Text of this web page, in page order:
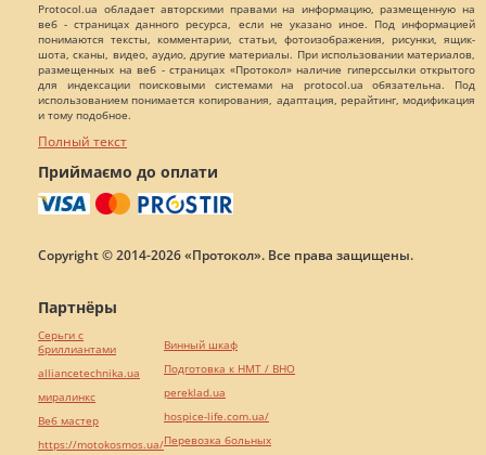
Protocol.ua обладает авторскими правами на информацию, размещенную на
веб - страницах данного ресурса, если не указано иное. Под информацией
понимаются тексты, комментарии, статьи, фотоизображения, рисунки, ящик-
шота, сканы, видео, аудио, другие материалы. При использовании материалов,
размещенных на веб - страницах «Протокол» наличие гиперссылки открытого
для индексации поисковыми системами на protocol.ua обязательна. Под
использованием понимается копирования, адаптация, рерайтинг, модификация
и тому подобное.
Полный текст
Приймаємо до оплати
Copyright © 2014-2026 «Протокол». Все права защищены.
Партнёры
Серьги с
бриллиантами
alliancetechnika.ua
миралинкс
Веб мастер
https://motokosmos.ua/
Винный шкаф
Подготовка к НМТ / ВНО
pereklad.ua
hospice-life.com.ua/
Перевозка больных